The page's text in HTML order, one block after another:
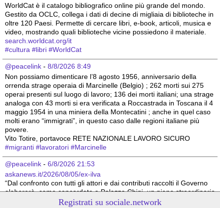
WorldCat è il catalogo bibliografico online più grande del mondo.
Gestito da OCLC, collega i dati di decine di migliaia di biblioteche in
oltre 120 Paesi. Permette di cercare libri, e-book, articoli, musica e
video, mostrando quali biblioteche vicine possiedono il materiale.
search.worldcat.org/it
#cultura #libri #WorldCat
@peacelink - 8/8/2026 8:49
Non possiamo dimenticare l’8 agosto 1956, anniversario della
orrenda strage operaia di Marcinelle (Belgio) ; 262 morti sui 275
operai presenti sul luogo di lavoro; 136 dei morti italiani; una strage
analoga con 43 morti si era verificata a Roccastrada in Toscana il 4
maggio 1954 in una miniera della Montecatini ; anche in quel caso
molti erano “immigrati”, in questo caso dalle regioni italiane più
povere.
Vito Totire, portavoce RETE NAZIONALE LAVORO SICURO
#migranti #lavoratori #Marcinelle
@peacelink - 6/8/2026 21:53
askanews.it/2026/08/05/ex-ilva
“Dal confronto con tutti gli attori e dai contributi raccolti il Governo
elaborerà, come concordato a Palazzo Chigi, un piano straordinario
per Taranto”, avrebbe detto il ministro Urso.
Registrati su sociale.network